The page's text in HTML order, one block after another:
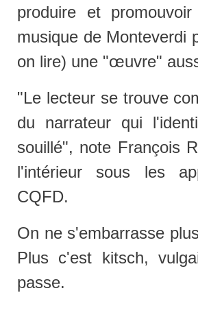
produire et
musique de Monteverdi
on lire) une "œuvre"
"Le lecteur se trouve
du narrateur qui
souillé", note François
l'intérieur sous les
CQFD.
On ne s'embarrasse
Plus c'est kitsch,
passe.